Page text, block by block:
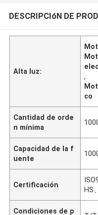
DESCRIPCIóN DE
Alta luz:
,
co
Cantidad de orde
n mínima
Capacidad de la f
uente
Certificación
HS
Condiciones de p